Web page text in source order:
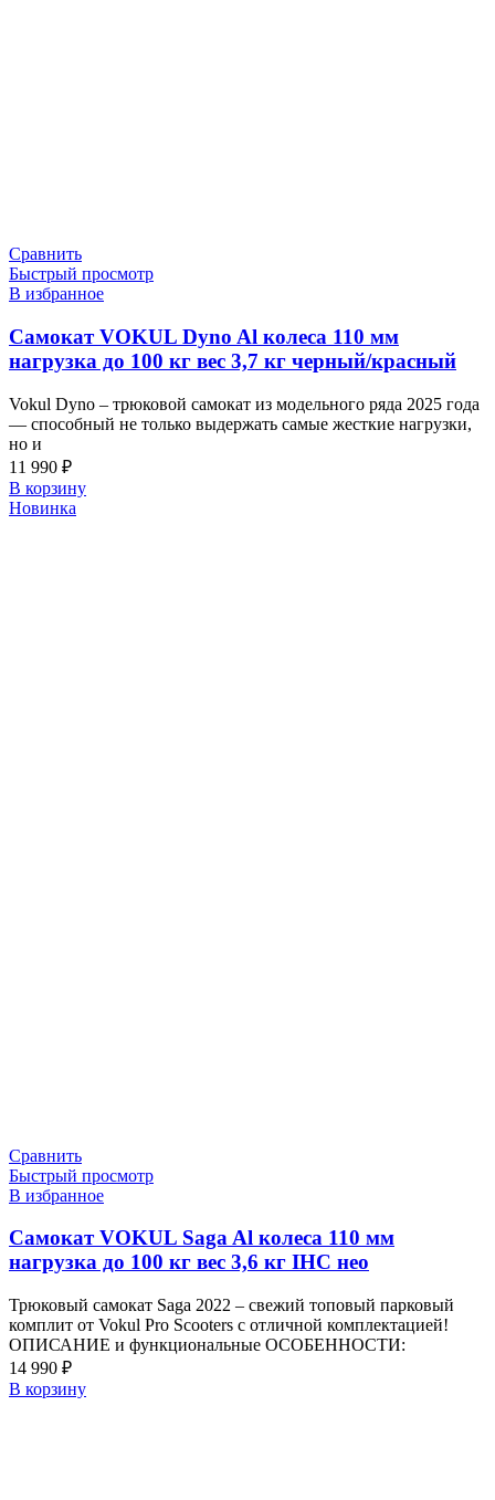
Сравнить
Быстрый просмотр
В избранное
Самокат VOKUL Dyno Al колеса 110 мм
нагрузка до 100 кг вес 3,7 кг черный/красный
Vokul Dyno – трюковой самокат из модельного ряда 2025 года
— способный не только выдержать самые жесткие нагрузки,
но и
11 990 ₽
В корзину
Новинка
Сравнить
Быстрый просмотр
В избранное
Самокат VOKUL Saga Al колеса 110 мм
нагрузка до 100 кг вес 3,6 кг IHC нео
Трюковый самокат Saga 2022 – свежий топовый парковый
комплит от Vokul Pro Scooters c отличной комплектацией!
ОПИСАНИЕ и функциональные ОСОБЕННОСТИ:
14 990 ₽
В корзину